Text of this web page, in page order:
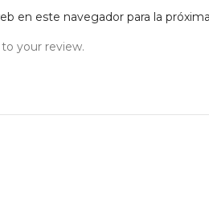
en este navegador para la
your review.